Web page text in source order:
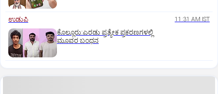
ಉಡುಪಿ 11:31 AM IST
ಕೊಲ್ಲೂರು:ಎರಡು ಪ್ರತ್ಯೇಕ ಪ್ರಕರಣಗಳಲ್ಲಿ
ಮೂವರ ಬಂಧನ